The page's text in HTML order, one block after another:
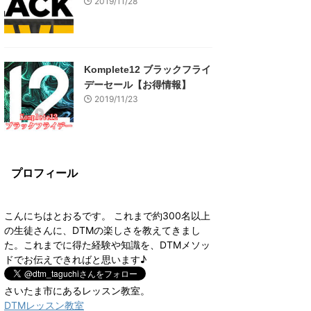
Komplete12 ブラックフライ
デーセール【お得情報】
2019/11/23
プロフィール
こんにちはとおるです。 これまで約300名以上
の生徒さんに、DTMの楽しさを教えてきまし
た。これまでに得た経験や知識を、DTMメソッ
ドでお伝えできればと思います♪
さいたま市にあるレッスン教室。
DTMレッスン教室